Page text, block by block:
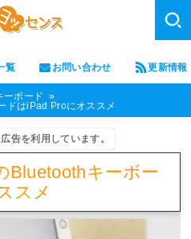
覧 お問い合わせ 更新情報
ーボード
ドはiPad Proにオススメ
告を利用しています。
Bluetoothキーボー
スメ